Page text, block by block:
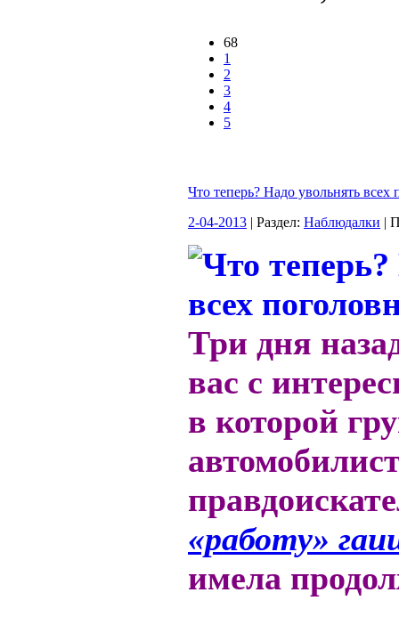
68
1
2
3
4
5
Что теперь? Надо увольнять всех
2-04-2013 | Раздел: Наблюдалки |
Три дня
вас с
в которой
«работу»
имела